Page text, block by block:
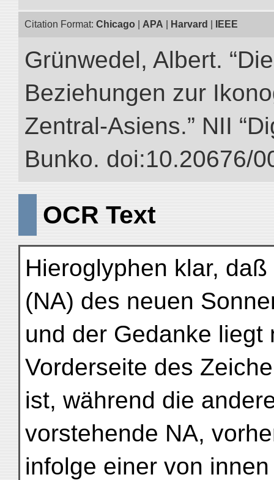
Citation Format: Chicago APA Harvard IEEE
Grünwedel, Albert.
Beziehungen zur
Zentral-Asiens.” NII
Bunko. doi:10.20676/
OCR Text
Hieroglyphen klar,
(NA) des neuen
und der Gedanke
Vorderseite des
ist, während die
vorstehende NA,
infolge einer von